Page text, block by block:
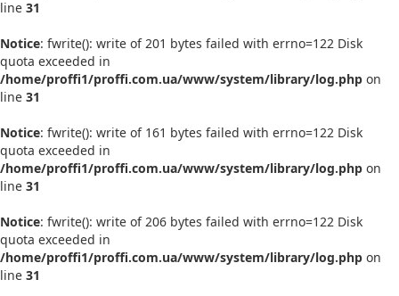
line 31
Notice: fwrite(): write of 201 bytes failed with errno=122 Disk
quota exceeded in
/home/proffi1/proffi.com.ua/www/system/library/log.php on
line 31
Notice: fwrite(): write of 161 bytes failed with errno=122 Disk
quota exceeded in
/home/proffi1/proffi.com.ua/www/system/library/log.php on
line 31
Notice: fwrite(): write of 206 bytes failed with errno=122 Disk
quota exceeded in
/home/proffi1/proffi.com.ua/www/system/library/log.php on
line 31